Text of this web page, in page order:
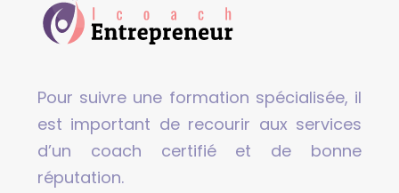
Pour suivre une formation spécialisée, il
est important de recourir aux services
d’un coach certifié et de bonne
réputation.